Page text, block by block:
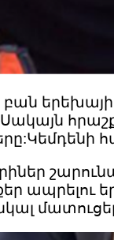
բան
հրաշք
ապրելու